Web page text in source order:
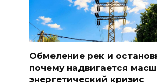
Обмеление рек и
почему надвигается
энергетический кризис